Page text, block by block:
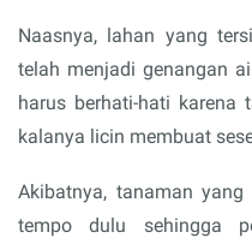
Naasnya, lahan yang
telah menjadi genangan
harus berhati-hati karena
kalanya licin membuat
Akibatnya, tanaman
tempo dulu sehingga